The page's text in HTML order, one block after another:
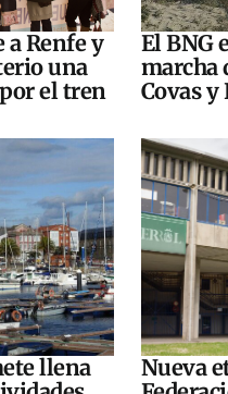
Renfe y
una
el tren
El BNG
marcha
Covas y
llena
Nueva